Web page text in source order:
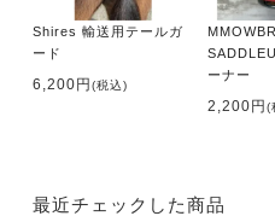
Shires 輸送用テールガ
ード
6,200円(税込)
ーナー
2,200円(
最近チェックした商品